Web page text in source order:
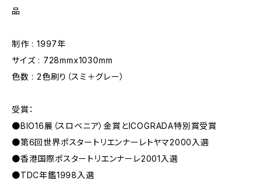
品
制作 : 1997年
サイズ : 728mmx1030mm
色数 : 2色刷り（スミ＋グレー）
受賞：
●BIO16展（スロベニア）金賞とICOGRADA特別賞受賞
●第6回世界ポスタートリエンナーレトヤマ2000入選
●香港国際ポスタートリエンナーレ2001入選
●TDC年鑑1998入選